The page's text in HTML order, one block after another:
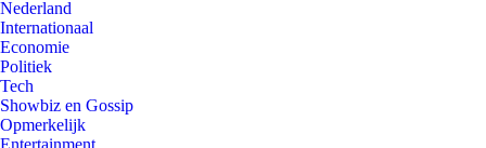
Nederland
Internationaal
Economie
Politiek
Tech
Showbiz en Gossip
Opmerkelijk
Entertainment